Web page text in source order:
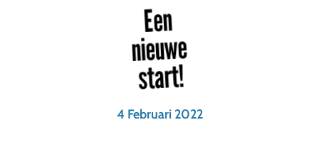
Een
nieuwe
start!
4 Februari 2022